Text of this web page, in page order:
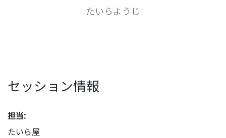
たいらようじ
セッション情報
担当:
たいら屋